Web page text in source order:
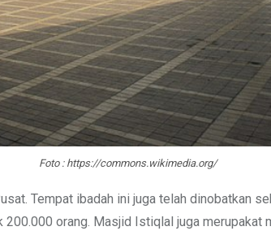
Foto : https://commons.wikimedia.org/
Tempat ibadah ini juga telah dinobatkan
orang. Masjid Istiqlal juga merupakat